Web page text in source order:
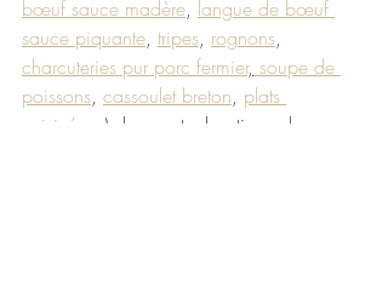
bœuf sauce madère, langue de bœuf
sauce piquante, tripes, rognons,
charcuteries pur porc fermier, soupe de
poissons, cassoulet breton, plats
cuisinés
…) dans notre boutique de